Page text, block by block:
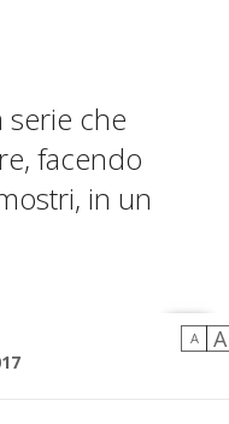
serie che
facendo
in un
A A